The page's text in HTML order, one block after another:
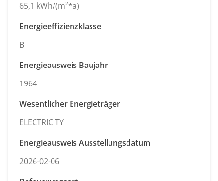
65,1 kWh/(m²*a)
Energieeffizienzklasse
B
Energieausweis Baujahr
1964
Wesentlicher Energieträger
ELECTRICITY
Energieausweis Ausstellungsdatum
2026-02-06